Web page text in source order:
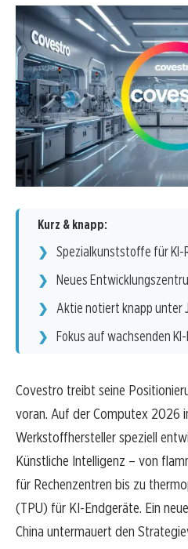
Kurz & knapp:
Spezialkunststoffe für KI-
Neues
Aktie notiert knapp unter
Fokus auf wachsenden
Covestro treibt seine
voran. Auf der Computex 2026
Werkstoffhersteller speziell
Künstliche Intelligenz – von
für Rechenzentren bis zu
(TPU) für KI-Endgeräte. Ein
China untermauert den